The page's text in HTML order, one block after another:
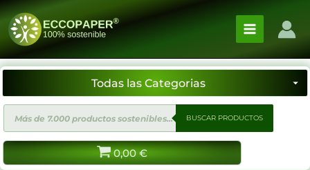
Ir
contenido
de
productos
BUSCAR PRODUCTOS
0,00 €